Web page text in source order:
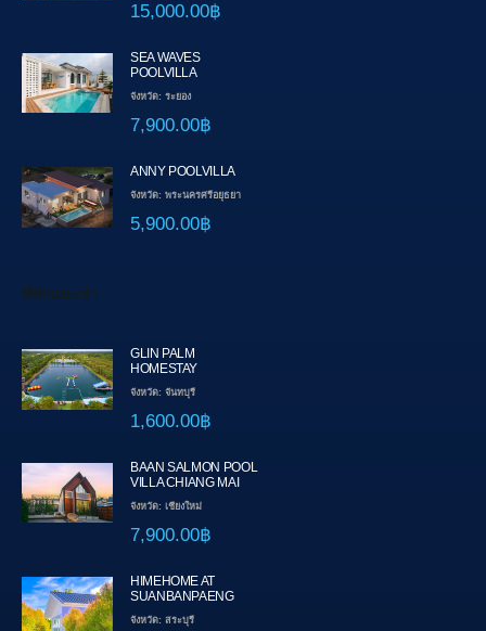
15,000.00฿
SEA WAVES
POOLVILLA
จังหวัด: ระยอง
7,900.00฿
ANNY POOLVILLA
จังหวัด: พระนครศรีอยุธยา
5,900.00฿
ที่พักแนะนำ
GLIN PALM
HOMESTAY
จังหวัด: จันทบุรี
1,600.00฿
BAAN SALMON POOL
VILLA CHIANG MAI
จังหวัด: เชียงใหม่
7,900.00฿
HIMEHOME AT
SUANBANPAENG
จังหวัด: สระบุรี